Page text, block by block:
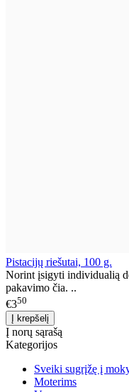
Pistacijų riešutai, 100 g.
Norint įsigyti individualią
pakavimo čia. ..
€350
Į norų sąrašą
Kategorijos
Sveiki sugrįžę į
Moterims